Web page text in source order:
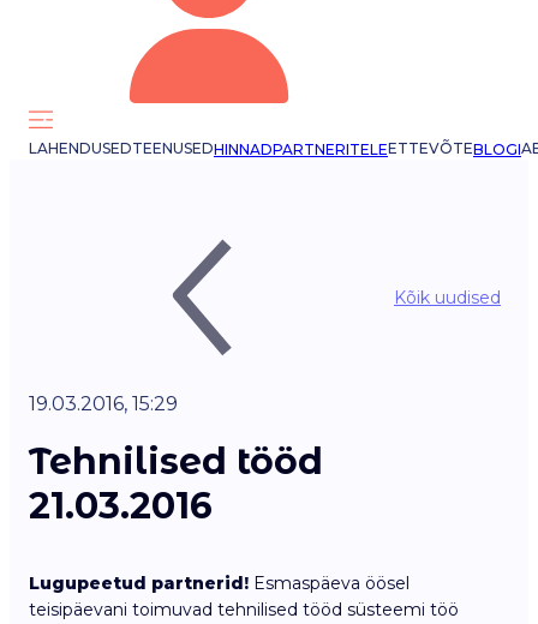
LAHENDUSEDTEENUSEDHINNADPARTNERITELEETTEVÕTEBLOGI
Kõik uudised
19.03.2016, 15:29
Tehnilised tööd
21.03.2016
Lugupeetud partnerid! Esmaspäeva öösel
teisipäevani toimuvad tehnilised tööd süsteemi töö